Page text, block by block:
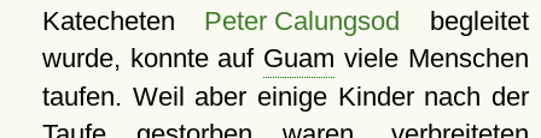
Katecheten Peter Calungsod begleitet
wurde, konnte auf Guam viele Menschen
taufen. Weil aber einige Kinder nach der